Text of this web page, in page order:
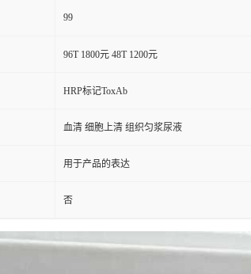
99
96T 1800元 48T 1200元
HRP标记ToxAb
血清 细胞上清 组织匀浆尿液
用于产品的表达
否